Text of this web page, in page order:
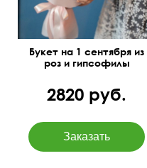
Букет на 1 сентября из
роз и гипсофилы
2820 руб.